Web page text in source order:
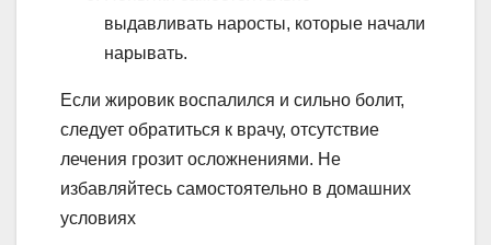
выдавливать наросты, которые начали
нарывать.
Если жировик воспалился и сильно болит,
следует обратиться к врачу, отсутствие
лечения грозит осложнениями. Не
избавляйтесь самостоятельно в домашних
условиях